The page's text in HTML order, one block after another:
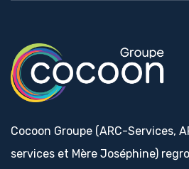
Cocoon Groupe (ARC-Services,
services et Mère Joséphine)